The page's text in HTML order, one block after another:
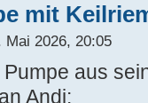
mit
Mai 2026, 20:05
aus
Andi: